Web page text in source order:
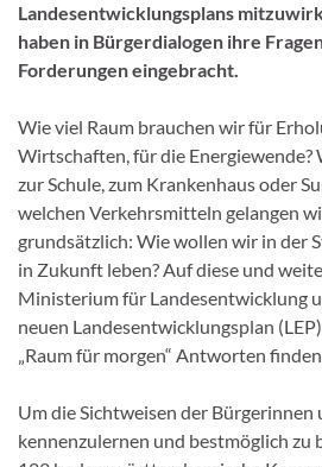
Landesentwicklungsplans
haben in Bürgerdialogen ihre
Forderungen eingebracht.
Wie viel Raum brauchen wir für
Wirtschaften, für die Energiewende?
zur Schule, zum Krankenhaus oder
welchen Verkehrsmitteln gelangen
grundsätzlich: Wie wollen wir in der
in Zukunft leben? Auf diese und
Ministerium für Landesentwicklung
neuen Landesentwicklungsplan
„Raum für morgen“ Antworten
Um die Sichtweisen der Bürgerinnen
kennenzulernen und bestmöglich zu